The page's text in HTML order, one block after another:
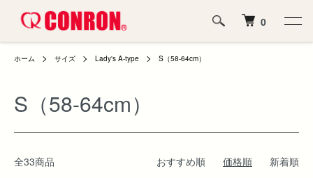
0
ホーム サイズ Lady's A-type S（58-64cm）
S（58-64cm）
全33商品 おすすめ順 価格順 新着順